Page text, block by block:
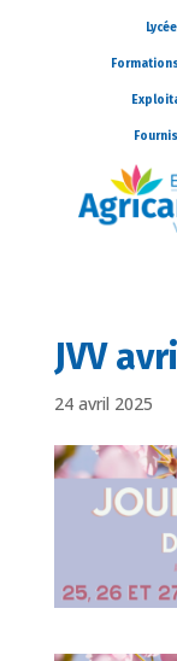
JVV
24 avril 2025